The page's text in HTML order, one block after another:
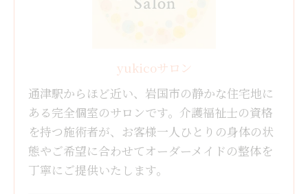
yukicoサロン
通津駅からほど近い、岩国市の静かな住宅地に
ある完全個室のサロンです。介護福祉士の資格
を持つ施術者が、お客様一人ひとりの身体の状
態やご希望に合わせてオーダーメイドの整体を
丁寧にご提供いたします。